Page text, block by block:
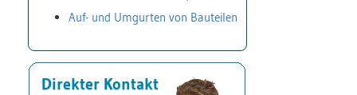
Auf- und Umgurten von Bauteilen
Direkter Kontakt